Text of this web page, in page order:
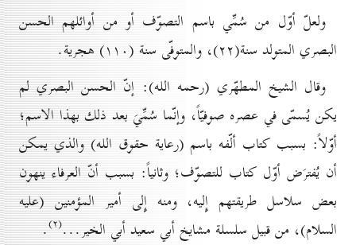
ولعلّ أوّل من سُمِّي باسم التصوّف أو من أوائلهم الحسن
البصري المتولد سنة(۲۲)، والمتوفّى سنة (۱۱٠) هجرية.
وقال الشيخ المطهّري (رحمه الله): إنّ الحسن البصري لم
يكن يُسمّى في عصره صوفيّاً، وإنّما سُمِّيَ بعد ذلك بهذا الاسم؛
أوّلاً: بسبب كتاب ألّفه باسم (رعاية حقوق الله) والذي يمكن
أن يُفترَض أوّل كتاب للتصوّف؛ وثانياً: بسبب أنّ العرفاء ينهون
بعض سلاسل طريقتهم إِليه، ومنه إِلى أمير المؤمنين (عليه
السلام)، من قبيل سلسلة مشايخ أبي سعيد أبي الخير...(۲) .